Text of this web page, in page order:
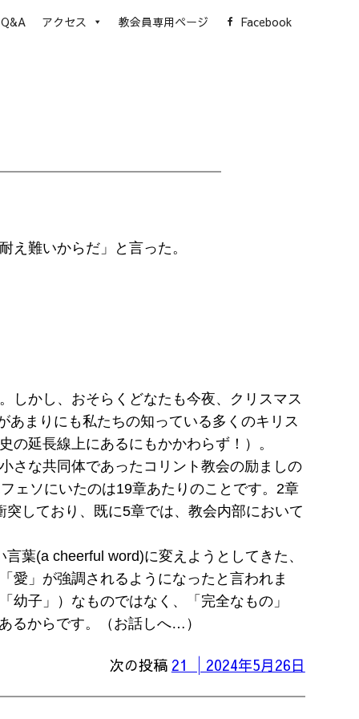
Q&A アクセス 教会員専用ページ Facebook
難いからだ」と言った。
しかし、おそらくどなたも今夜、クリスマス
まりにも私たちの知っている多くのキリス
の延長線上にあるにもかかわらず！）。
さな共同体であったコリント教会の励ましの
ェソにいたのは19章あたりのことです。2章
しており、既に5章では、教会内部において
葉(a cheerful word)に変えようとしてきた、
愛」が強調されるようになったと言われま
子」）なものではなく、「完全なもの」
るからです。（お話しへ…）
次の投稿 21 │2024年5月26日